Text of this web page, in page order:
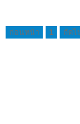
ก่อนหน้า 1 ถัดไป